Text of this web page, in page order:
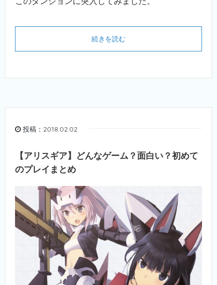
続きを読む
投稿：2018.02.02
【アリスギア】どんなゲーム？面白い？初めて
のプレイまとめ